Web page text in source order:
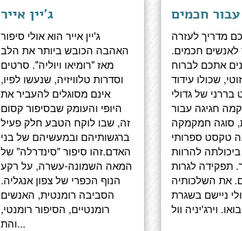
ג'יין אייר
ג'יין אייר הוא אולי סיפור
האהבה הכובש ביותר את הלב
מאז "רומיאו ויוליה". סרטים
וסדרות טלוויזיה, שנעשו לפיו,
אינם מסוגלים להעביר את
היופי והעומק שבסיפור קסום
זה, שבו לוקח הטבע חלק פעיל
ברגשותיהם ובמעשיהם של בני
האדם.זהו סיפור "סינדרלה" של
המאה השמונה-עשרה, על רקע
הנוף הכפרי של צפון אנגליה.
הסביבה רומנטית, האנשים
רומנטיים, הסיפור רומנטי,
והת...
מדריך לעזרה
לאנשים חכמים.
אתכם לברוח
שכולו עידוד
בררני של גדולי
חגיגה עבור
סוגה חמקמקה
טקסט ספרותי
להרוות
תפקידה לגרות
את השלכותיה
ניישם בשגרת